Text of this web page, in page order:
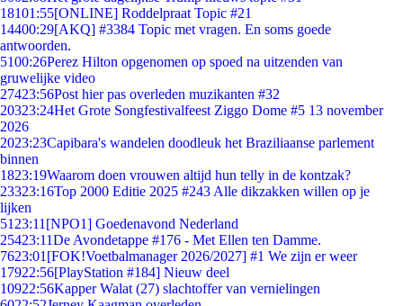
18101:55[ONLINE] Roddelpraat Topic #21
14400:29[AKQ] #3384 Topic met vragen. En soms goede
antwoorden.
5100:26Perez Hilton opgenomen op spoed na uitzenden van
gruwelijke video
27423:56Post hier pas overleden muzikanten #32
20323:24Het Grote Songfestivalfeest Ziggo Dome #5 13 november
2026
2023:23Capibara's wandelen doodleuk het Braziliaanse parlement
binnen
1823:19Waarom doen vrouwen altijd hun telly in de kontzak?
23323:16Top 2000 Editie 2025 #243 Alle dikzakken willen op je
lijken
51 23:11 [NPO1] Goedenavond Nederland
25423:11De Avondetappe #176 - Met Ellen ten Damme.
7623:01 [FOK!Voetbalmanager 2026/2027] #1 We zijn er weer
17922:56[PlayStation #184] Nieuw deel
10922:56Kapper Walat (27) slachtoffer van vernielingen